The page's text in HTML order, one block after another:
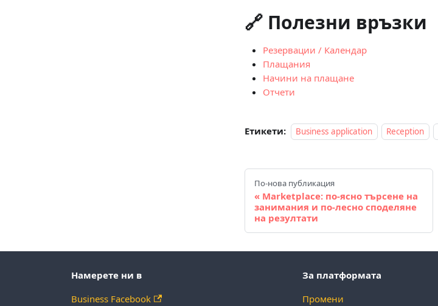
🔗 Полезни връзки
Резервации / Календар
Плащания
Начини на плащане
Отчети
Етикети: Business application Reception
По-нова публикация
Marketplace: по-ясно търсене на
занимания и по-лесно споделяне
на резултати
Намерете ни в
Business Facebook
За платформата
Промени